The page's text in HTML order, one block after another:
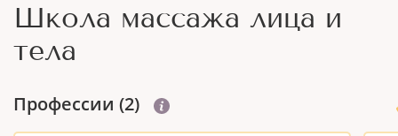
Школа массажа лица и
тела
Профеcсии (2)